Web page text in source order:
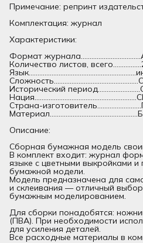
Примечание: репринт
Комплектация: журнал
Характеристики:
Формат
Количество листов,
Исторический
Страна-
Описание:
Сборная бумажная модель
В комплект входит: журнал
языке с цветными выкройками
бумажной модели.
Модель предназначена для
и склеивания — отличный выбор
бумажным моделированием.
Для сборки понадобятся:
(ПВА). При необходимости
для усиления деталей.
Все расходные материалы в